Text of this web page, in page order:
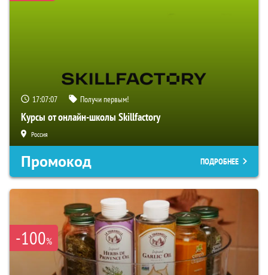
17:07:06 Получи первым!
Курсы от онлайн-школы Skillfactory
Россия
Промокод ПОДРОБНЕЕ
-100%